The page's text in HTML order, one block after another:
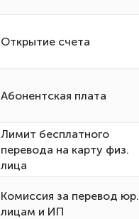
Открытиe счета
Абонентская плата
Лимит бесплатного
перевода на карту физ.
лица
Комиссия за перевод юр.
лицам и ИП